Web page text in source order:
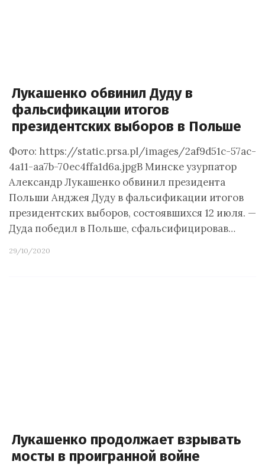
Лукашенко обвинил Дуду в
фальсификации итогов
президентских выборов в Польше
Фото: https://static.prsa.pl/images/2af9d51c-57ac-
4a11-aa7b-70ec4ffa1d6a.jpgВ Минске узурпатор
Александр Лукашенко обвинил президента
Польши Анджея Дуду в фальсификации итогов
президентских выборов, состоявшихся 12 июля. —
Дуда победил в Польше, сфальсифицировав…
29/10/2020
Лукашенко продолжает взрывать
мосты в проигранной войне